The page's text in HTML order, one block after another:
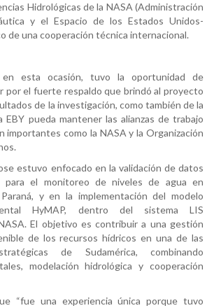
Hidrológicas de la NASA (Administración
y el Espacio de los Estados Unidos-
de una cooperación técnica internacional.
esta ocasión, tuvo la oportunidad de
por el fuerte respaldo que brindó al proyecto
de la investigación, como también de la
EBY pueda mantener las alianzas de trabajo
como la NASA y la Organización
estuvo enfocado en la validación de datos
para el monitoreo de niveles de agua en
y en la implementación del modelo
HyMAP, dentro del sistema LIS
El objetivo es contribuir a una gestión
de los recursos hídricos en una de las
de Sudamérica, combinando
modelación hidrológica y cooperación
“fue una experiencia única porque tuvo